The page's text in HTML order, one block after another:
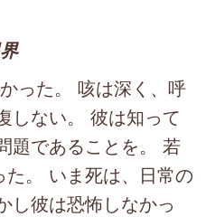
った。 咳は深く、呼
しない。 彼は知って
題であることを。 若
。 いま死は、日常の
し彼は恐怖しなかっ